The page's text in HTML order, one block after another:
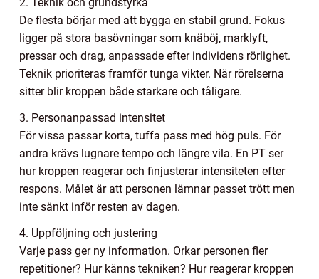
De flesta börjar med att bygga en stabil grund. Fokus
ligger på stora basövningar som knäböj, marklyft,
pressar och drag, anpassade efter individens rörlighet.
Teknik prioriteras framför tunga vikter. När rörelserna
sitter blir kroppen både starkare och tåligare.
3. Personanpassad intensitet
För vissa passar korta, tuffa pass med hög puls. För
andra krävs lugnare tempo och längre vila. En PT ser
hur kroppen reagerar och finjusterar intensiteten efter
respons. Målet är att personen lämnar passet trött men
inte sänkt inför resten av dagen.
4. Uppföljning och justering
Varje pass ger ny information. Orkar personen fler
repetitioner? Hur känns tekniken? Hur reagerar kroppen